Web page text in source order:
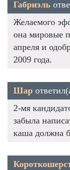
Габриэль
Желаемого
она мировые
апреля и
2009 года.
Шар
2-мя
забыла
каша должна